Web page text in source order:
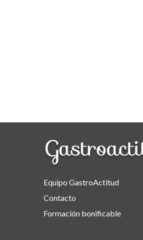
Equipo GastroActitud
Contacto
Formación bonificable